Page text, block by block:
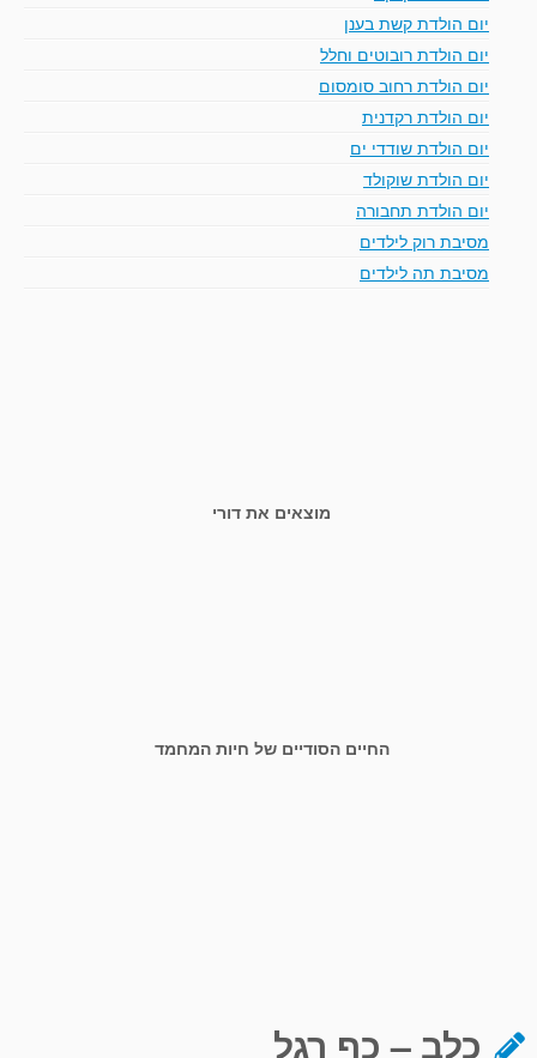
יום הולדת קשת בענן
יום הולדת רובוטים וחלל
יום הולדת רחוב סומסום
יום הולדת רקדנית
יום הולדת שודדי ים
יום הולדת שוקולד
יום הולדת תחבורה
מסיבת רוק לילדים
מסיבת תה לילדים
מוצאים את דורי
החיים הסודיים של חיות המחמד
כלב – כף רגל